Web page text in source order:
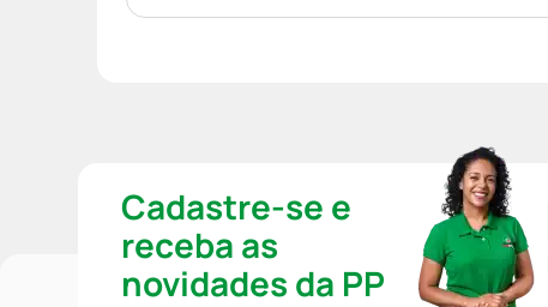
Cadastre-se e
receba as
novidades da PP